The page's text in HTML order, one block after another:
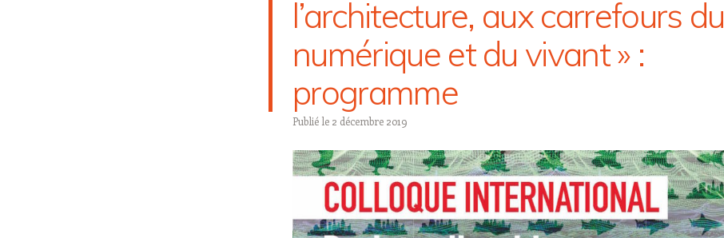
l’architecture, aux carrefours du
numérique et du vivant » :
programme
Publié le 2 décembre 2019